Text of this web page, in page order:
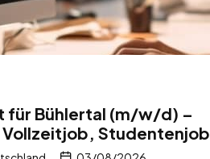
für Bühlertal (m/w/d) –
Studentenjob